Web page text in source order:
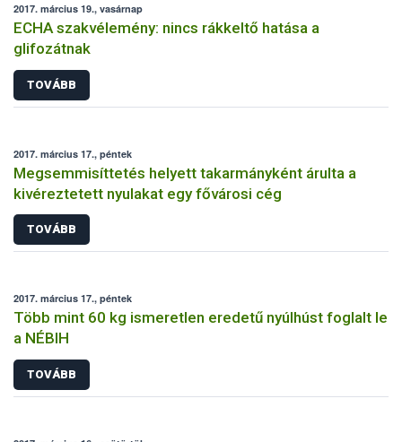
2017. március 19., vasárnap
ECHA szakvélemény: nincs rákkeltő hatása a
glifozátnak
TOVÁBB
2017. március 17., péntek
Megsemmisíttetés helyett takarmányként árulta a
kivéreztetett nyulakat egy fővárosi cég
TOVÁBB
2017. március 17., péntek
Több mint 60 kg ismeretlen eredetű nyúlhúst foglalt le
a NÉBIH
TOVÁBB